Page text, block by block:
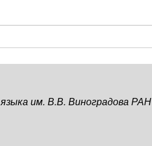
им. В.В. Виноградова РАН